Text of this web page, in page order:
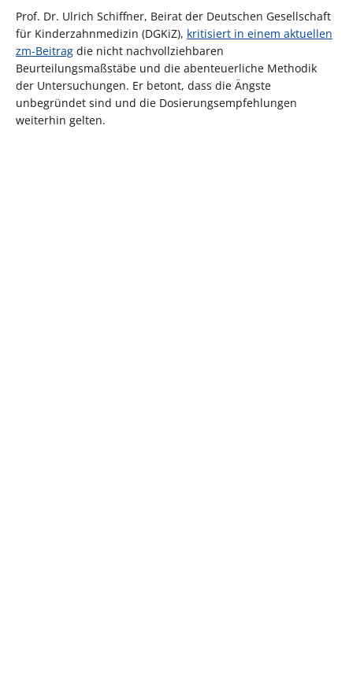
Prof. Dr. Ulrich Schiffner, Beirat der Deutschen Gesellschaft
für Kinderzahnmedizin (DGKiZ), kritisiert in einem aktuellen
zm-Beitrag die nicht nachvollziehbaren
Beurteilungsmaßstäbe und die abenteuerliche Methodik
der Untersuchungen. Er betont, dass die Ängste
unbegründet sind und die Dosierungsempfehlungen
weiterhin gelten.